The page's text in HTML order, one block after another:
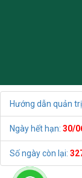
Hướng dẫn quản trị
Ngày hết hạn: 30/
Số ngày còn lại: